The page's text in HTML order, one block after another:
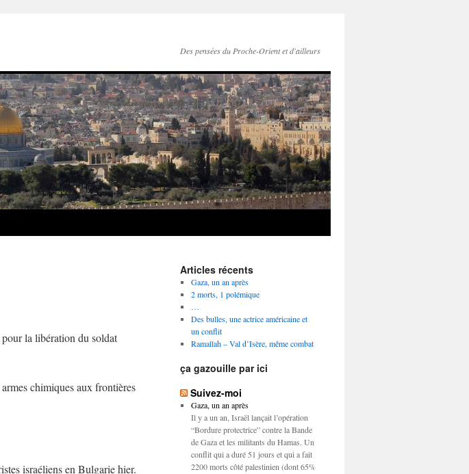
Des pensées du Proche-Orient et d'ailleurs
la libération du soldat
chimiques aux frontières
israéliens en Bulgarie hier.
Articles récents
Gaza, un an après
2 morts, 1 polémique
…
Des bulles, une actrice américaine et
un conflit
Ramallah – Val d’Isère, même combat
ça gazouille par ici
Suivez-moi
Gaza, un an après
Il y a un an, Israël lançait l’opération
“Bordure protectrice” contre la Bande
de Gaza et les militants du Hamas. Un
conflit qui a duré 51 jours et qui a fait
2200 morts côté palestinien (dont 65%